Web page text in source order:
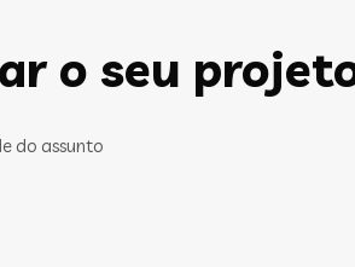
o seu
do assunto